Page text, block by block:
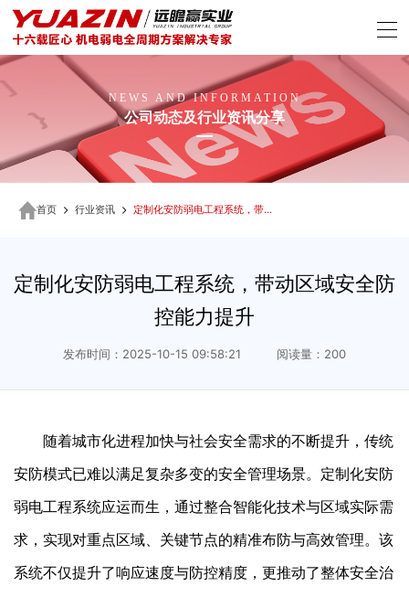
NEWS AND INFORMATION
公司动态及行业资讯分享
首页 行业资讯 定制化安防弱电工程系统，带动区域安全防控能力提升
定制化安防弱电工程系统，带动区域安全防
控能力提升
发布时间：2025-10-15 09:58:21 阅读量：200
随着城市化进程加快与社会安全需求的不断提升，传统
安防模式已难以满足复杂多变的安全管理场景。定制化安防
弱电工程系统应运而生，通过整合智能化技术与区域实际需
求，实现对重点区域、关键节点的精准布防与高效管理。该
系统不仅提升了响应速度与防控精度，更推动了整体安全治